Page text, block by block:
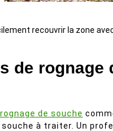
recouvrir la zone
de rognage
rognage de souche
souche à traiter. Un